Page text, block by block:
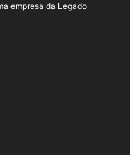
empresa da Legado